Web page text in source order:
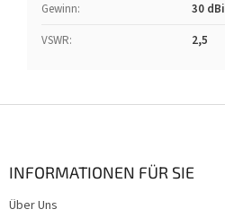
Gewinn:
30 dBi
VSWR: 2,5
INFORMATIONEN FÜR SIE
Über Uns